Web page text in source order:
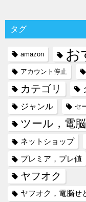
タグ
amazon お
アカウント停止
カテゴリ
ジャンル セ
ツール，電
ネットショップ
プレミア，プレ値
ヤフオク
ヤフオク，電脳せ